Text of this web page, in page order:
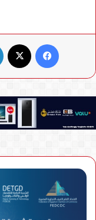
فيسبوك